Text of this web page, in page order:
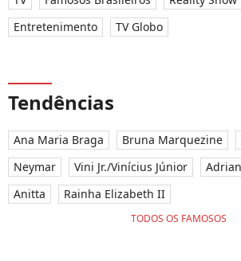
Entretenimento
TV Globo
Tendências
Ana Maria Braga Bruna Marquezine
Neymar
Vini Jr./Vinícius Júnior
Anitta
Rainha Elizabeth II
TODOS OS FAMOSOS